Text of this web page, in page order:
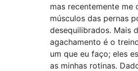
mas recentemente me
músculos das pernas
desequilibrados. Mais
agachamento é o
um que eu faço; eles
as minhas rotinas.